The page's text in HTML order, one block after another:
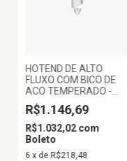
HOTEND DE ALTO
FLUXO COM BICO DE
ACO TEMPERADO -
0,8 MM
R$1.146,69
R$1.032,02com
Boleto
6 x de R$218,48